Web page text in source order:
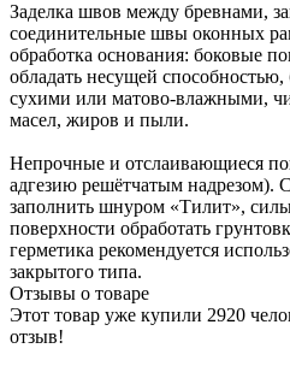
Заделка швов между бревнами,
соединительные швы оконных
обработка основания: боковые
обладать несущей
сухими или матово-влажными,
масел, жиров и пыли.
Непрочные и отслаивающиеся
адгезию решётчатым
заполнить шнуром «Тилит»,
поверхности обработать
герметика рекомендуется
закрытого типа.
Отзывы о товаре
Этот товар уже купили 2920
отзыв!